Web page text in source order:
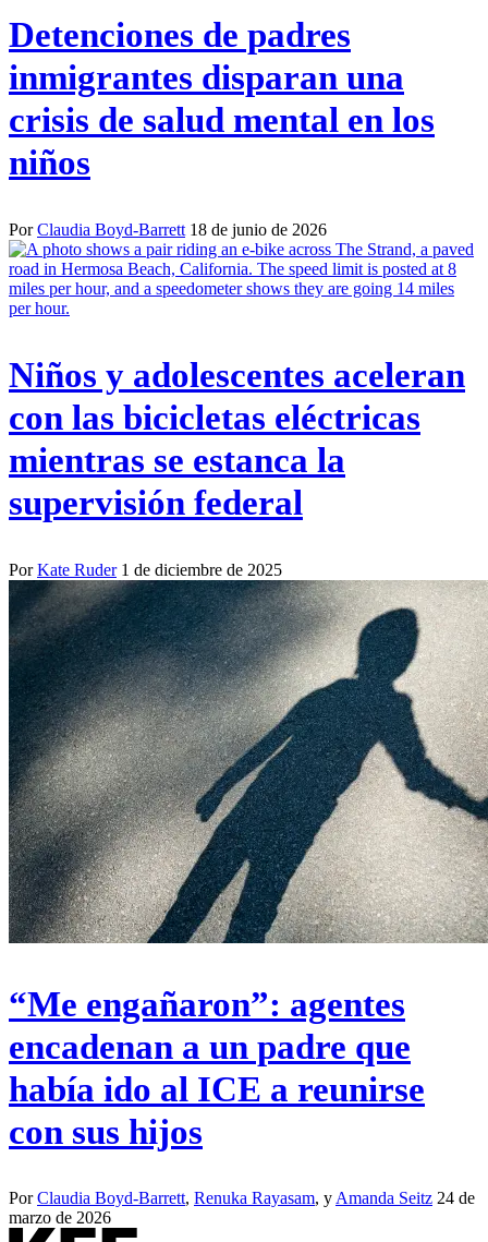
Detenciones de padres
inmigrantes disparan una
crisis de salud mental en los
niños
PorClaudia Boyd-Barrett 18 de junio de 2026
Niños y adolescentes aceleran
con las bicicletas eléctricas
mientras se estanca la
supervisión federal
PorKate Ruder 1 de diciembre de 2025
“Me engañaron”: agentes
encadenan a un padre que
había ido al ICE a reunirse
con sus hijos
PorClaudia Boyd-Barrett, Renuka Rayasam, yAmanda Seitz 24 de
marzo de 2026